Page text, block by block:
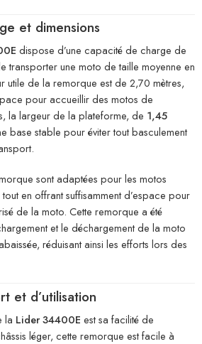
et dimensions
dispose d’une capacité de charge de
transporter une moto de taille moyenne en
utile de la remorque est de 2,70 mètres,
pour accueillir des motos de
la largeur de la plateforme, de 1,45
base stable pour éviter tout basculement
sont adaptées pour les motos
en offrant suffisamment d’espace pour
de la moto. Cette remorque a été
et le déchargement de la moto
réduisant ainsi les efforts lors des
et d’utilisation
la Lider 34400E est sa facilité de
léger, cette remorque est facile à